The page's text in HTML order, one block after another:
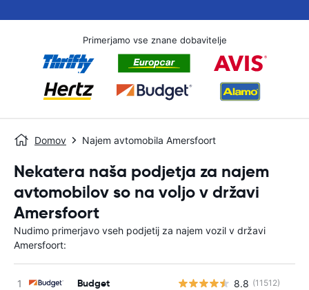
Primerjamo vse znane dobavitelje
Domov Najem avtomobila Amersfoort
Nekatera naša podjetja za najem
avtomobilov so na voljo v državi
Amersfoort
Nudimo primerjavo vseh podjetij za najem vozil v državi
Amersfoort:
Budget 8.8 (11512)